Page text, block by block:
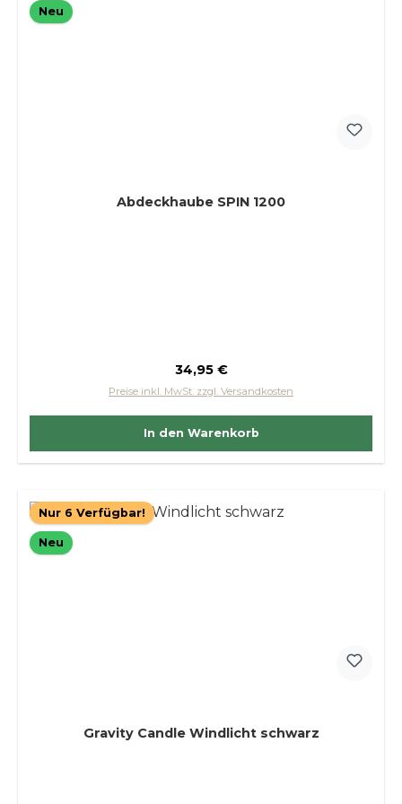
Neu
Abdeckhaube SPIN 1200
Regulärer Preis:
34,95 €
Preise inkl. MwSt. zzgl. Versandkosten
In den Warenkorb
Nur 6 Verfügbar!
Neu
Gravity Candle Windlicht schwarz